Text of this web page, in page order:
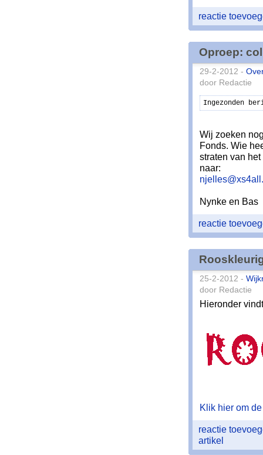
reactie
Oproep:
29-2-2012 -
door Redactie
Ingezonden
Wij zoeken
Fonds. Wie
straten van
naar:
Nynke en Bas
reactie
25-2-2012 -
door Redactie
Hieronder
Klik hier om
reactie
artikel